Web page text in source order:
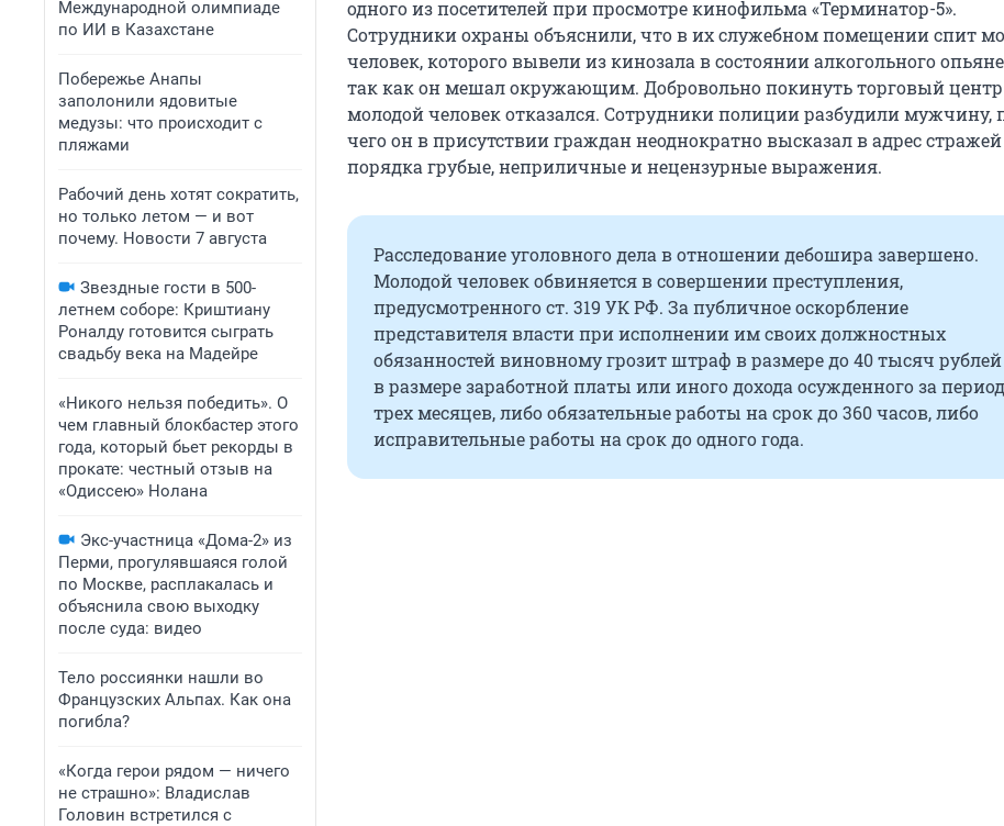
Международной олимпиаде
по ИИ в Казахстане
Побережье Анапы
заполонили ядовитые
медузы: что происходит с
пляжами
Рабочий день хотят сократить,
но только летом — и вот
почему. Новости 7 августа
Звездные гости в 500-
летнем соборе: Криштиану
Роналду готовится сыграть
свадьбу века на Мадейре
«Никого нельзя победить». О
чем главный блокбастер этого
года, который бьет рекорды в
прокате: честный отзыв на
«Одиссею» Нолана
Экс-участница «Дома-2» из
Перми, прогулявшаяся голой
по Москве, расплакалась и
объяснила свою выходку
после суда: видео
Тело россиянки нашли во
Французских Альпах. Как она
погибла?
«Когда герои рядом — ничего
не страшно»: Владислав
Головин встретился с
одного из посетителей при просмотре кинофильма «Терминатор-5».
Сотрудники охраны объяснили, что в их служебном помещении спит
человек, которого вывели из кинозала в состоянии алкогольного
так как он мешал окружающим. Добровольно покинуть торговый центр
молодой человек отказался. Сотрудники полиции разбудили мужчину,
чего он в присутствии граждан неоднократно высказал в адрес стражей
порядка грубые, неприличные и нецензурные выражения.
Расследование уголовного дела в отношении дебошира завершено.
Молодой человек обвиняется в совершении преступления,
предусмотренного ст. 319 УК РФ. За публичное оскорбление
представителя власти при исполнении им своих должностных
обязанностей виновному грозит штраф в размере до 40 тысяч
в размере заработной платы или иного дохода осужденного за
трех месяцев, либо обязательные работы на срок до 360 часов, либо
исправительные работы на срок до одного года.